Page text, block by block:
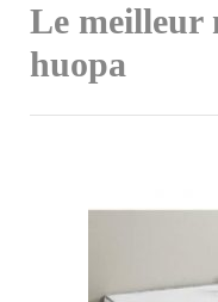
Le meilleur
huopa